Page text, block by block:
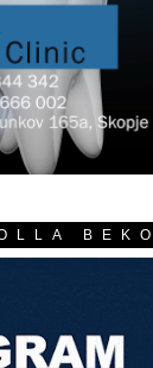
BEKO